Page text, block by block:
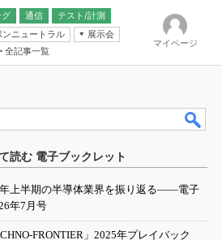
通信
テスト/計測
ンニュートラル
展示会
ーティング
全記事一覧
マイページ
読む 電子ブックレット
上半期の半導体業界を振り返る――電子
年7月号
FRONTIER」2025年プレイバック